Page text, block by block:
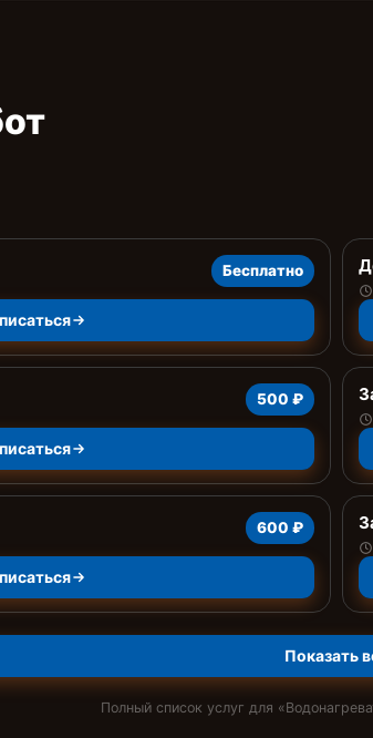
Бесплатно
500 ₽
600 ₽
Показать
Полный список услуг для «